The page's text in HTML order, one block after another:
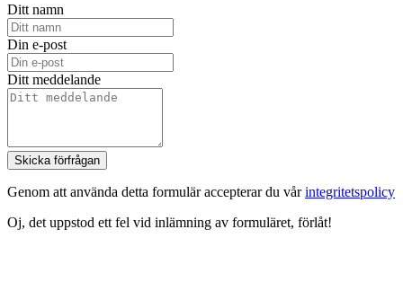
Ditt namn
Din e-post
Ditt meddelande
Skicka förfrågan
Genom att använda detta formulär accepterar du vårintegritetspolicy
Oj, det uppstod ett fel vid inlämning av formuläret, förlåt!